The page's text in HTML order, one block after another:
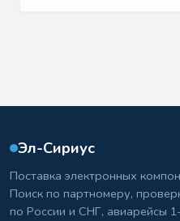
Эл-Сириус
Поставка электронных
Поиск по партномеру,
по России и СНГ, авиарейсы